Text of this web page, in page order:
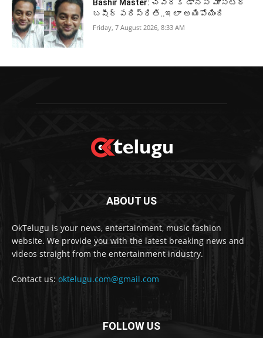
Bashir Master: చివరికి డాన్స్ మాస్టర్
బషీర్ పరిస్థితి..ఇలా అయిపోయింది
Friday, 7 August 2026, 8:33 AM
ABOUT US
OkTelugu is your news, entertainment, music fashion
website. We provide you with the latest breaking news and
videos straight from the entertainment industry.
Contact us: oktelugu.com@gmail.com
FOLLOW US